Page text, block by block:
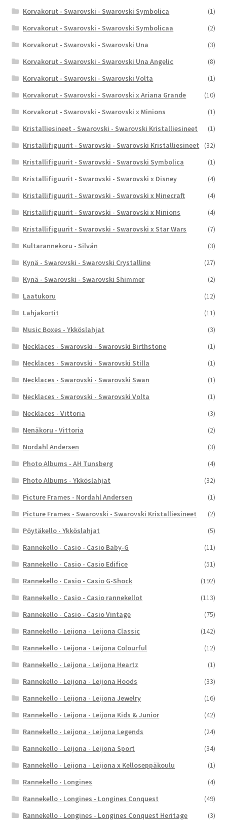
Korvakorut - Swarovski - Swarovski Symbolica
(1)
Korvakorut - Swarovski - Swarovski Symbolicaa
(2)
Korvakorut - Swarovski - Swarovski Una
(3)
Korvakorut - Swarovski - Swarovski Una Angelic
(8)
Korvakorut - Swarovski - Swarovski Volta
(1)
Korvakorut - Swarovski - Swarovski x Ariana Grande
(10)
Korvakorut - Swarovski - Swarovski x Minions
(1)
Kristalliesineet - Swarovski - Swarovski Kristalliesineet
(1)
Kristallifiguurit - Swarovski - Swarovski Kristalliesineet
(32)
Kristallifiguurit - Swarovski - Swarovski Symbolica
(1)
Kristallifiguurit - Swarovski - Swarovski x Disney
(4)
Kristallifiguurit - Swarovski - Swarovski x Minecraft
(4)
Kristallifiguurit - Swarovski - Swarovski x Minions
(4)
Kristallifiguurit - Swarovski - Swarovski x Star Wars
(7)
Kultarannekoru - Silván
(3)
Kynä - Swarovski - Swarovski Crystalline
(27)
Kynä - Swarovski - Swarovski Shimmer
(2)
Laatukoru
(12)
Lahjakortit
(11)
Music Boxes - Ykköslahjat
(3)
Necklaces - Swarovski - Swarovski Birthstone
(1)
Necklaces - Swarovski - Swarovski Stilla
(1)
Necklaces - Swarovski - Swarovski Swan
(1)
Necklaces - Swarovski - Swarovski Volta
(1)
Necklaces - Vittoria
(3)
Nenäkoru - Vittoria
(2)
Nordahl Andersen
(3)
Photo Albums - AH Tunsberg
(4)
Photo Albums - Ykköslahjat
(32)
Picture Frames - Nordahl Andersen
(1)
Picture Frames - Swarovski - Swarovski Kristalliesineet
(2)
Pöytäkello - Ykköslahjat
(5)
Rannekello - Casio - Casio Baby-G
(11)
Rannekello - Casio - Casio Edifice
(51)
Rannekello - Casio - Casio G-Shock
(192)
Rannekello - Casio - Casio rannekellot
(113)
Rannekello - Casio - Casio Vintage
(75)
Rannekello - Leijona - Leijona Classic
(142)
Rannekello - Leijona - Leijona Colourful
(12)
Rannekello - Leijona - Leijona Heartz
(1)
Rannekello - Leijona - Leijona Hoods
(33)
Rannekello - Leijona - Leijona Jewelry
(16)
Rannekello - Leijona - Leijona Kids & Junior
(42)
Rannekello - Leijona - Leijona Legends
(24)
Rannekello - Leijona - Leijona Sport
(34)
Rannekello - Leijona - Leijona x Kelloseppäkoulu
(1)
Rannekello - Longines
(4)
Rannekello - Longines - Longines Conquest
(49)
Rannekello - Longines - Longines Conquest Heritage
(3)